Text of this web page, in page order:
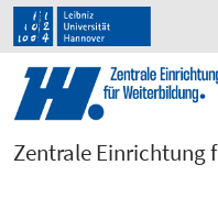
Zentrale Einrichtung